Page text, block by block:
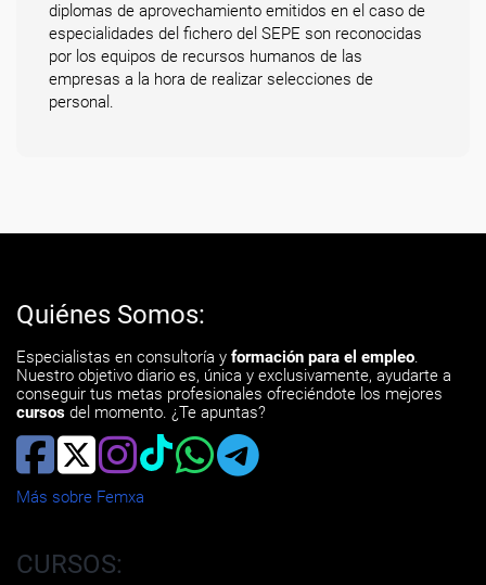
diplomas de aprovechamiento emitidos en el caso de
especialidades del fichero del SEPE son reconocidas
por los equipos de recursos humanos de las
empresas a la hora de realizar selecciones de
personal.
Quiénes Somos:
Especialistas en consultoría y formación para el empleo.
Nuestro objetivo diario es, única y exclusivamente, ayudarte a
conseguir tus metas profesionales ofreciéndote los mejores
cursos del momento. ¿Te apuntas?
Más sobre Femxa
CURSOS: